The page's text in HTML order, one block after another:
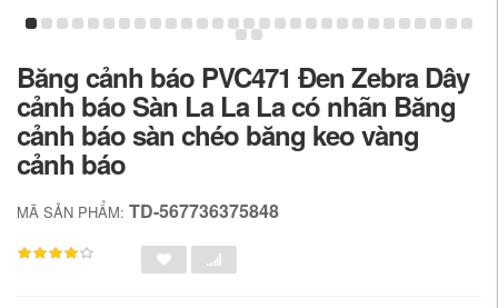
Băng cảnh báo PVC471 Đen Zebra Dây
cảnh báo Sàn La La La có nhãn Băng
cảnh báo sàn chéo băng keo vàng
cảnh báo
MÃ SẢN PHẨM: TD-567736375848